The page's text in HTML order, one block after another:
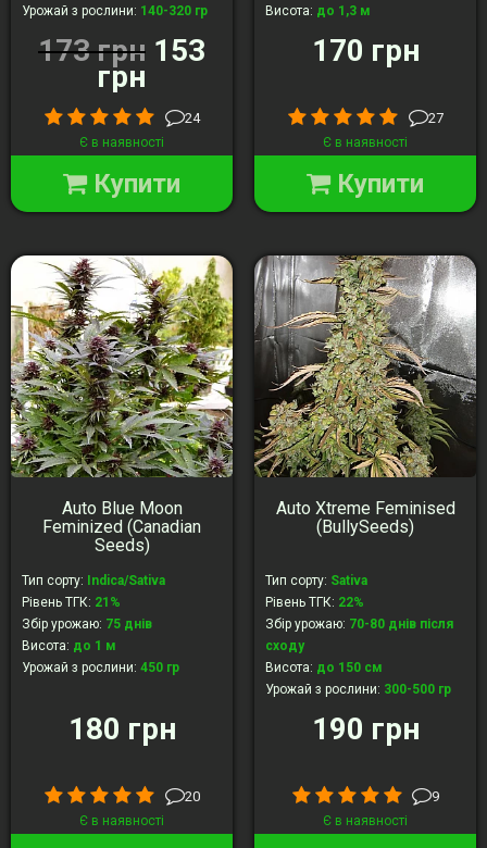
Урожай з рослини: 140-320 гр
173 грн 153
грн
24
Є в наявності
Купити
Висота: до 1,3 м
170 грн
27
Є в наявності
Купити
Auto Blue Moon
Feminized (Canadian
Seeds)
Тип сорту:
Indica/Sativa
Рівень ТГК: 21%
Збір урожаю: 75 днів
Висота: до 1 м
Урожай з рослини: 450 гр
180 грн
20
Є в наявності
Auto Xtreme Feminised
(BullySeeds)
Тип сорту: Sativa
Рівень ТГК: 22%
Збір урожаю: 70-80 днів після
сходу
Висота: до 150 см
Урожай з рослини: 300-500 гр
190 грн
9
Є в наявності